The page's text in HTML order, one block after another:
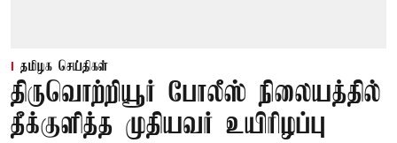
தமிழக செய்திகள்
திருவொற்றியூர் போலீஸ் நிலையத்தில்
தீக்குளித்த முதியவர் உயிரிழப்பு